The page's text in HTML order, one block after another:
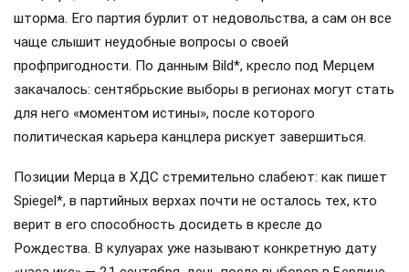
шторма. Его партия бурлит от недовольства, а сам он все
чаще слышит неудобные вопросы о своей
профпригодности. По данным Bild*, кресло под Мерцем
закачалось: сентябрьские выборы в регионах могут стать
для него «моментом истины», после которого
политическая карьера канцлера рискует завершиться.
Позиции Мерца в ХДС стремительно слабеют: как пишет
Spiegel*, в партийных верхах почти не осталось тех, кто
верит в его способность досидеть в кресле до
Рождества. В кулуарах уже называют конкретную дату